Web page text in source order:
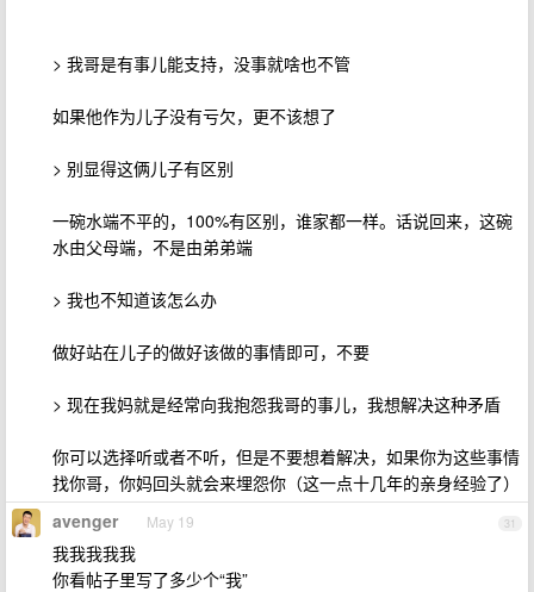
> 我哥是有事儿能支持，没事就啥也不管
如果他作为儿子没有亏欠，更不该想了
> 别显得这俩儿子有区别
一碗水端不平的，100%有区别，谁家都一样。话说回来，这碗
水由父母端，不是由弟弟端
> 我也不知道该怎么办
做好站在儿子的做好该做的事情即可，不要
> 现在我妈就是经常向我抱怨我哥的事儿，我想解决这种矛盾
你可以选择听或者不听，但是不要想着解决，如果你为这些事情
找你哥，你妈回头就会来埋怨你（这一点十几年的亲身经验了）
31
avenger May 19
我我我我我
你看帖子里写了多少个“我”